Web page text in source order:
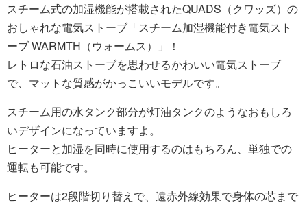
スチーム式の加湿機能が搭載されたQUADS（クワッズ）の
おしゃれな電気ストーブ「スチーム加湿機能付き電気スト
ーブ WARMTH（ウォームス）」！
レトロな石油ストーブを思わせるかわいい電気ストーブ
で、マットな質感がかっこいいモデルです。
スチーム用の水タンク部分が灯油タンクのようなおもしろ
いデザインになっていますよ。
ヒーターと加湿を同時に使用するのはもちろん、単独での
運転も可能です。
ヒーターは2段階切り替えで、遠赤外線効果で身体の芯まで